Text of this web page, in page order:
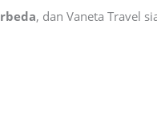
, dan Vaneta Travel